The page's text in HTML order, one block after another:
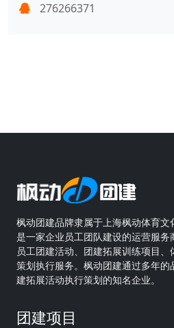
276266371
枫动团建品牌隶属于上海枫动体育
是一家企业员工团队建设的运营服务
员工团建活动、团建拓展训练项目
策划执行服务。枫动团建通过多年
建拓展活动执行策划的知名企业。
团建项目